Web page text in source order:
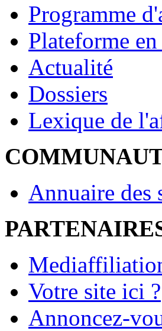
Programme
Plateforme
Actualité
Dossiers
Lexique de
Annuaire des
Votre site ici ?
Annoncez-